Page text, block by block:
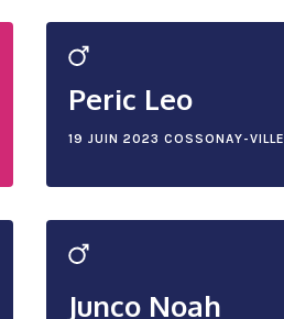
Peric Leo
19 JUIN 2023 COSSONAY-VILLE
Junco Noah